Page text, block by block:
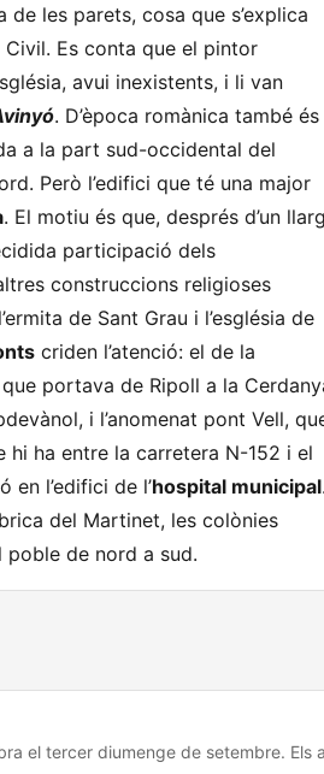
les parets, cosa que s’explica
Es conta que el pintor
avui inexistents, i li van
. D’època romànica també és
a la part sud-occidental del
Però l’edifici que té una major
. El motiu és que, després d’un llarg
participació dels
construccions religioses
de Sant Grau i l’església de
criden l’atenció: el de la
portava de Ripoll a la
i l’anomenat pont Vell,
ha entre la carretera N-152 i el
l’edifici de l’hospital municipal.
del Martinet, les colònies
poble de nord a sud.
el tercer diumenge de setembre.